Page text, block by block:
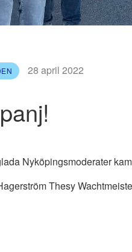
28 april 2022
Nyköpingsmoderater
Thesy